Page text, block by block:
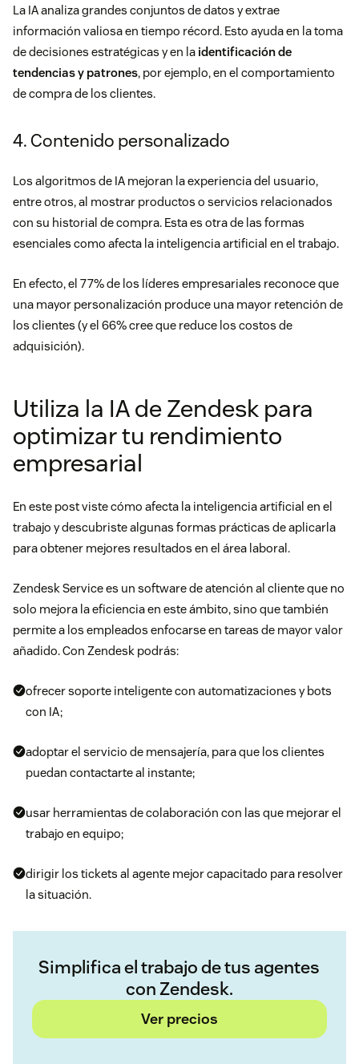
La IA analiza grandes conjuntos de datos y extrae
información valiosa en tiempo récord. Esto ayuda en latoma
de decisiones estratégicas y en la identificación de
tendencias y patrones, por ejemplo, en el comportamiento
de compra de los clientes.
4. Contenido personalizado
Los algoritmos de IA mejoran la experiencia del usuario,
entre otros, al mostrar productos o servicios relacionados
con su historial de compra. Esta es otra de las formas
esenciales como afecta la inteligencia artificial en el trabajo.
En efecto, el 77% de los líderes empresariales reconoce que
una mayor personalización produce una mayor retención de
los clientes (y el 66% cree que reduce los costos de
adquisición).
Utiliza la IA de Zendesk para
optimizar tu rendimiento
empresarial
En este post viste cómo afecta la inteligencia artificial en el
trabajo y descubriste algunas formas prácticas de aplicarla
para obtener mejores resultados en el área laboral.
Zendesk Servicees un software de atención al cliente que no
solo mejora la eficiencia en este ámbito, sino que también
permite a los empleados enfocarse en tareas de mayor valor
añadido. Con Zendesk podrás:
ofrecer soporte inteligente con automatizaciones y bots
con IA;
adoptar el servicio de mensajería, para que los clientes
puedan contactarte al instante;
usar herramientas de colaboración con las que mejorar el
trabajo en equipo;
dirigir los tickets al agente mejor capacitado para resolver
la situación.
Simplifica el trabajo de tus agentes
con Zendesk.
Ver precios